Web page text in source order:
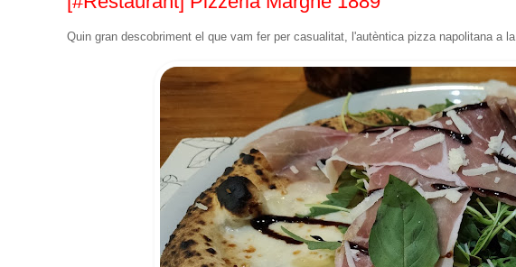
Quin gran descobriment el que vam fer per casualitat, l'autèntica pizza napolitana a la